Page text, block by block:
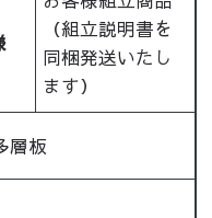
（組立説明書を
同梱発送いたし
ます）
層板